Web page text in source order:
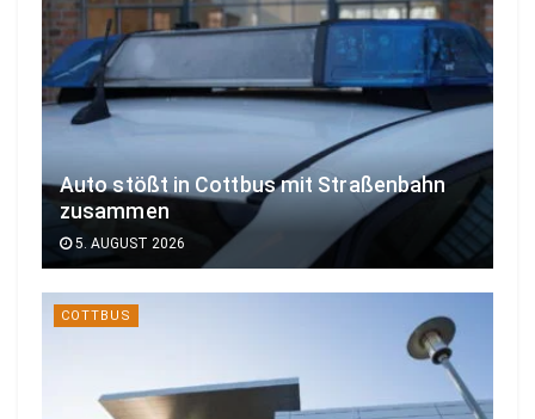
Auto stößt in Cottbus mit Straßenbahn
zusammen
5. AUGUST 2026
COTTBUS